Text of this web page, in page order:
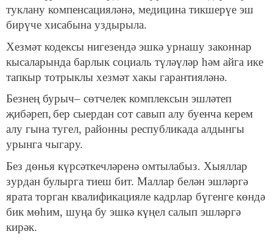
туклану компенсацияләнә, медицина тикшерүе эш
бирүче хисабына уздырыла.
Хезмәт кодексы нигезендә эшкә урнашу законнар
кысаларында барлык социаль түләүләр һәм айга ике
тапкыр тотрыклы хезмәт хакы гарантияләнә.
Безнең бурыч– сөтчелек комплексын эшләтеп
җибәреп, бер сыердан сот савып алу буенча керем
алу гына тугел, районны республикада алдынгы
урынга чыгару.
Без дөнья күрсәткечләренә омтылабыз. Хыяллар
зурдан булырга тиеш бит. Маллар белән эшләргә
ярата торган квалификацияле кадрлар бүгенге көндә
бик мөһим, шуңа бу эшкә күңел салып эшләргә
кирәк.